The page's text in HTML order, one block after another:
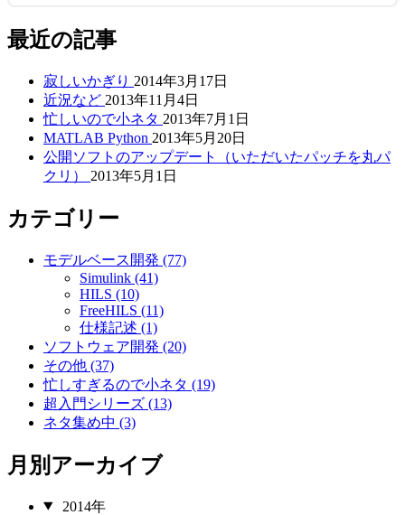
最近の記事
寂しいかぎり 2014年3月17日
近況など 2013年11月4日
忙しいので小ネタ 2013年7月1日
MATLAB Python 2013年5月20日
公開ソフトのアップデート（いただいたパッチを丸パ
クリ） 2013年5月1日
カテゴリー
モデルベース開発 (77)
Simulink (41)
HILS (10)
FreeHILS (11)
仕様記述 (1)
ソフトウェア開発 (20)
その他 (37)
忙しすぎるので小ネタ (19)
超入門シリーズ (13)
ネタ集め中 (3)
月別アーカイブ
2014年